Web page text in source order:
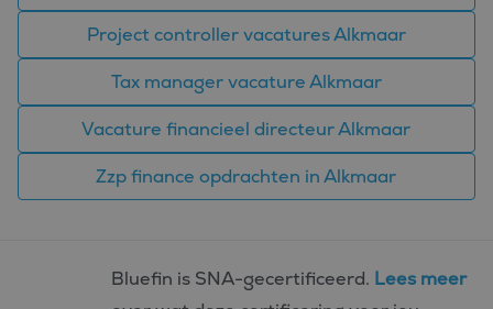
Project controller vacatures Alkmaar
Tax manager vacature Alkmaar
Vacature financieel directeur Alkmaar
Zzp finance opdrachten in Alkmaar
Bluefin is SNA-gecertificeerd. Lees meer